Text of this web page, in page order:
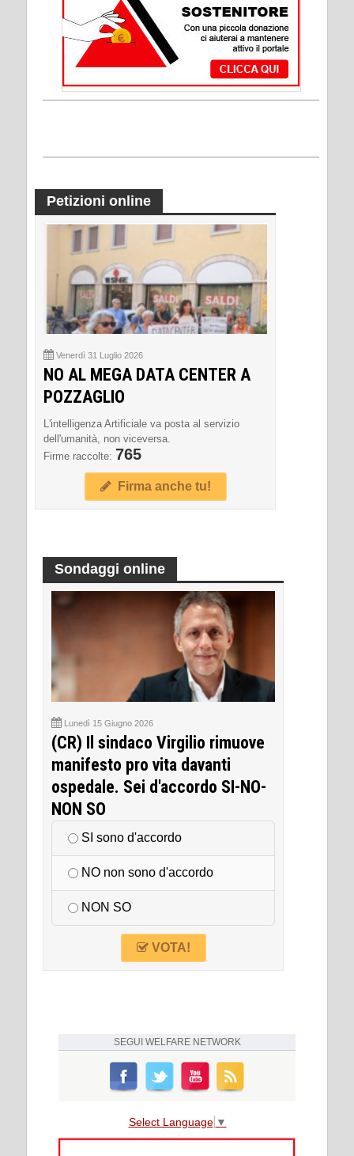
Petizioni online
Venerdì 31 Luglio 2026
NO AL MEGA DATA CENTER A
POZZAGLIO
L'intelligenza Artificiale va posta al servizio
dell'umanità, non viceversa.
Firme raccolte: 765
Firma anche tu!
Sondaggi online
Lunedì 15 Giugno 2026
(CR) Il sindaco Virgilio rimuove
manifesto pro vita davanti
ospedale. Sei d'accordo SI-NO-
NON SO
SI sono d'accordo
NO non sono d'accordo
NON SO
VOTA!
SEGUI WELFARE NETWORK
Select Language ▼